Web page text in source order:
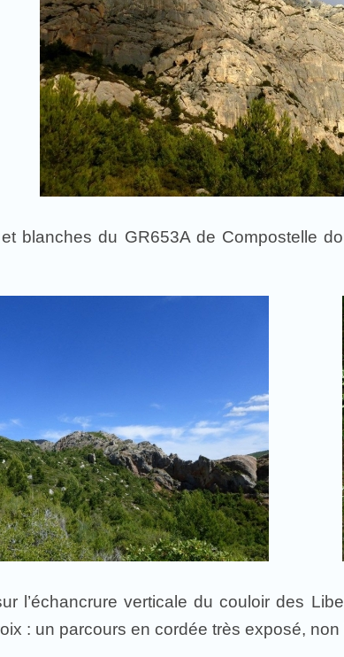
blanches du GR653A de Compostelle
l’échancrure verticale du couloir des
: un parcours en cordée très exposé, non